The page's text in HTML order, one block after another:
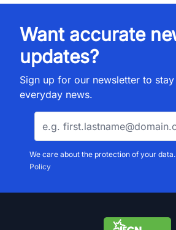
Want accurate
updates?
Sign up for our newsletter to
everyday news.
We care about the protection of your
Policy